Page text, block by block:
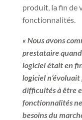
produit, la fin de
fonctionnalités.
« Nous avons
prestataire
logiciel était en
logiciel
difficultés à être
fonctionnalités
besoins du